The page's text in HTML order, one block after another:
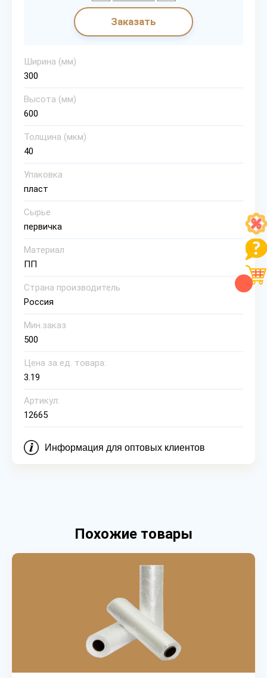
Заказать
Ширина (мм)
300
Высота (мм)
600
Толщина (мкм)
40
Упаковка
пласт
Сырье
первичка
Материал
ПП
Страна производитель
Россия
Мин.заказ
500
Цена за ед. товара:
3.19
Артикул:
12665
Информация для оптовых клиентов
Похожие товары